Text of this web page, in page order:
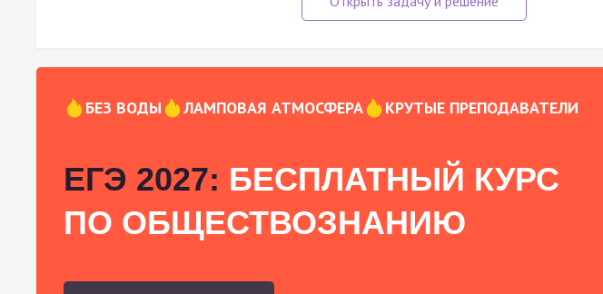
БЕЗ ВОДЫ ЛАМПОВАЯ АТМОСФЕРА КРУТЫЕ ПРЕПОДАВАТЕЛИ
ЕГЭ 2027: БЕСПЛАТНЫЙ КУРС
ПО ОБЩЕСТВОЗНАНИЮ